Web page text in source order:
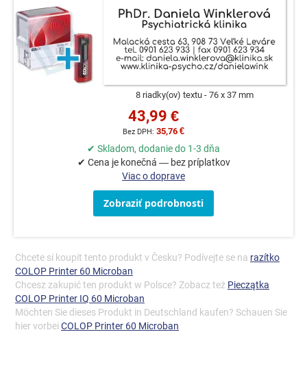
8 riadky(ov) textu 76 x 37 mm
43,99 €
35,76 €
✔ Skladom, dodanie do 1-3 dňa
✔ Cena je konečná — bez príplatkov
Viac o doprave
Zobraziť podrobnosti
Chcete si koupit tento produkt v Česku? Podívejte se na razítko
COLOP Printer 60 Microban
Chcesz zakupić ten produkt w Polsce? Zobacz też Pieczątka
COLOP Printer IQ 60 Microban
Möchten Sie dieses Produkt in Deutschland kaufen? Schauen Sie
hier vorbei COLOP Printer 60 Microban